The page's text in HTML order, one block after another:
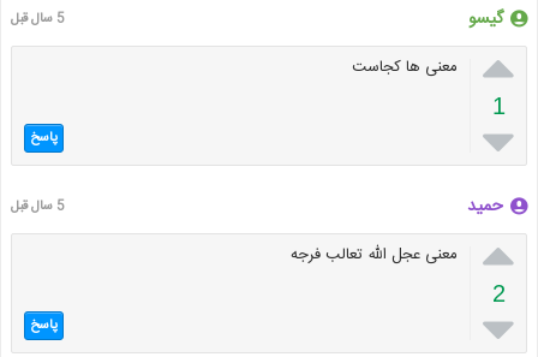
گیسو 5 سال قبل

1

معنی ها کجاست
پاسخ
حمید 5 سال قبل

2

معنی عجل الله تعالب فرجه
پاسخ